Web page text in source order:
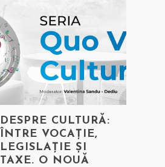
DESPRE CULTURĂ:
ÎNTRE VOCAȚIE,
LEGISLAȚIE ȘI
TAXE. O NOUĂ